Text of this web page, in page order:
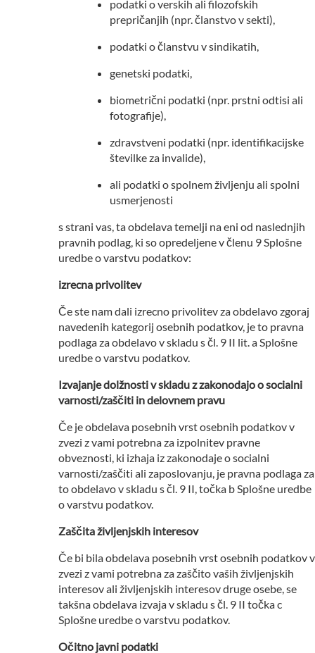
podatki o verskih ali filozofskih
prepričanjih (npr. članstvo v sekti),
podatki o članstvu v sindikatih,
genetski podatki,
biometrični podatki (npr. prstni odtisi ali
fotografije),
zdravstveni podatki (npr. identifikacijske
številke za invalide),
ali podatki o spolnem življenju ali spolni
usmerjenosti
s strani vas, ta obdelava temelji na eni od naslednjih
pravnih podlag, ki so opredeljene v členu 9 Splošne
uredbe o varstvu podatkov:
izrecna privolitev
Če ste nam dali izrecno privolitev za obdelavo zgoraj
navedenih kategorij osebnih podatkov, je to pravna
podlaga za obdelavo v skladu s čl. 9 II lit. a Splošne
uredbe o varstvu podatkov.
Izvajanje dolžnosti v skladu z zakonodajo o socialni
varnosti/zaščiti in delovnem pravu
Če je obdelava posebnih vrst osebnih podatkov v
zvezi z vami potrebna za izpolnitev pravne
obveznosti, ki izhaja iz zakonodaje o socialni
varnosti/zaščiti ali zaposlovanju, je pravna podlaga za
to obdelavo v skladu s čl. 9 II, točka b Splošne uredbe
o varstvu podatkov.
Zaščita življenjskih interesov
Če bi bila obdelava posebnih vrst osebnih podatkov v
zvezi z vami potrebna za zaščito vaših življenjskih
interesov ali življenjskih interesov druge osebe, se
takšna obdelava izvaja v skladu s čl. 9 II točka c
Splošne uredbe o varstvu podatkov.
Očitno javni podatki